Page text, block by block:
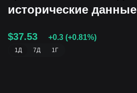
исторические данные
$37.53 +0.3 (+0.81%)
1Д 7Д 1Г